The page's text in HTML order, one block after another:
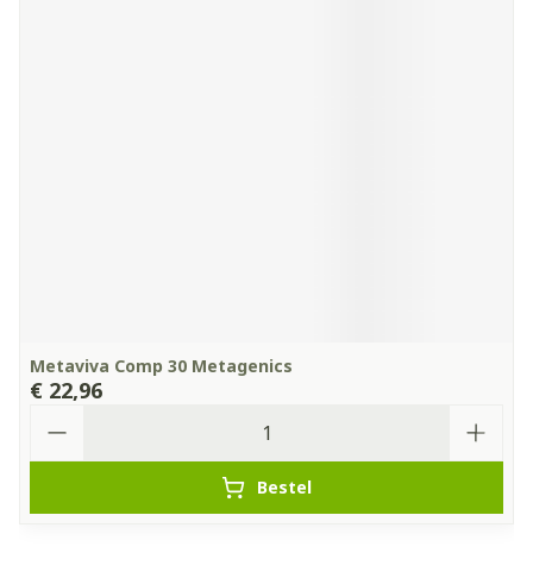
Metaviva Comp 30 Metagenics
€ 22,96
Bestel